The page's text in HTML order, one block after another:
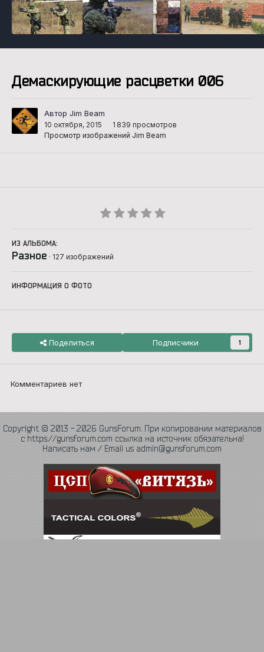
Демаскирующие расцветки 006
Автор Jim Beam
10 октября, 2015
1 839 просмотров
Просмотр изображений Jim Beam
ИЗ АЛЬБОМА:
Разное · 127 изображений
ИНФОРМАЦИЯ О ФОТО
Поделиться Подписчики 1
Комментариев нет
Copyright © 2013 - 2026 GunsForum. При копировании материалов
с https://gunsforum.com ссылка на источник обязательна!
Написать нам / Email us admin@gunsforum.com